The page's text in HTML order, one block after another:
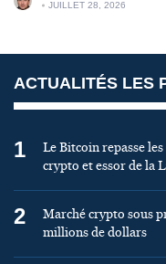
JUILLET 28, 2026
ACTUALITÉS LES
1
Le Bitcoin repasse
crypto et essor de la
2
Marché crypto sous
millions de dollars